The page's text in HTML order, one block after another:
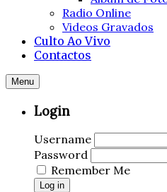
Radio Online
Videos Gravados
Culto Ao Vivo
Contactos
Menu
Login
Username
Password
Remember Me
Log in